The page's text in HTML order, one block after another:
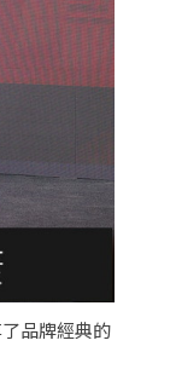
品牌經典的